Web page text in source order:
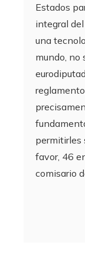
Estados
integral
una
mundo, no
permitirles
favor, 46
comisario